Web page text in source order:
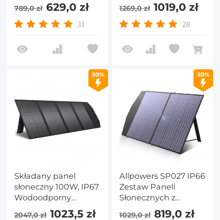
ładowarka IP67
składana panel
PD 60W USB-C i 5V
USB-A wyjściem dla
789,0 zł 629,0 zł
31
Monokrystaliczna
ładowarka słoneczna
słoneczny do laptopa,
generatora,
1269,0 zł 1019,0 zł
28
50%
Składany panel
słoneczny 100W, IP67
Wodoodporny
zewnętrzny zestaw
2047,0 zł 1023,5 zł
20%
Allpowers SP027 IP66
Zestaw Paneli
Słonecznych z
Wyjściem Mc-4, 100
1029,0 zł 819,0 zł